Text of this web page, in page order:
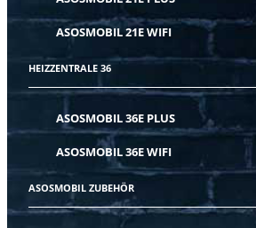
ASOSMOBIL 21E WIFI
HEIZZENTRALE 36
ASOSMOBIL 36E PLUS
ASOSMOBIL 36E WIFI
ASOSMOBIL ZUBEHÖR